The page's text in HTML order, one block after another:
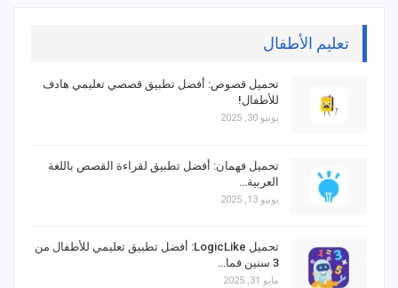
تعليم الأطفال
تحميل قصوص: أفضل تطبيق قصصي تعليمي هادف
للأطفال!
يونيو 30, 2025
تحميل فهمان: أفضل تطبيق لقراءة القصص باللغة
العربية…
يونيو 13, 2025
تحميل LogicLike: أفضل تطبيق تعليمي للأطفال من
3 سنين فما…
مايو 31, 2025